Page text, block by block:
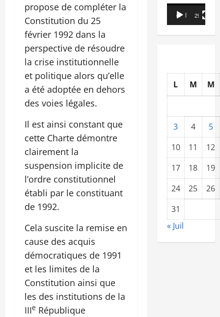
propose de compléter la
Constitution du 25
février 1992 dans la
perspective de résoudre
la crise institutionnelle
et politique alors qu’elle
a été adoptée en dehors
des voies légales.
Il est ainsi constant que
cette Charte démontre
clairement la
suspension implicite de
l’ordre constitutionnel
établi par le constituant
de 1992.
Cela suscite la remise en
cause des acquis
démocratiques de 1991
et les limites de la
Constitution ainsi que
les des institutions de la
IIIe République
Lecteur
vidéo
00:00 29:21
L M M
3 4
5
10
11
12
17
18
19
24
25
26
31
« Juil